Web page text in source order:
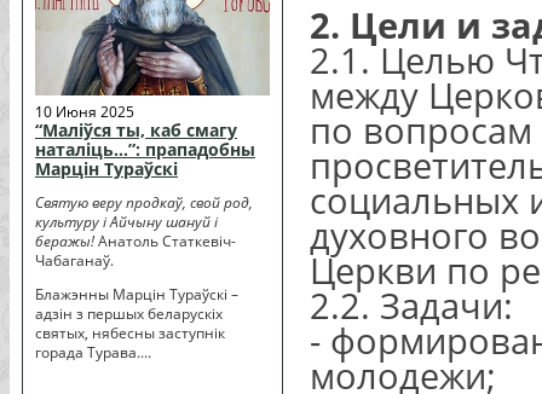
10 Июня 2025
“Маліўся ты, каб смагу
наталіць…”: прападобны
Марцін Тураўскі
Святую веру продкаў, свой род,
культуру і Айчыну шануй і
беражы!Анатоль Статкевіч-
Чабаганаў.
Блажэнны Марцін Тураўскі –
адзін з першых беларускіх
святых, нябесны заступнік
горада Турава....
2. Цели и
2.1. Целью
между
по
социальных
духовного
Церкви по
2.2. Задачи:
-
молодежи;